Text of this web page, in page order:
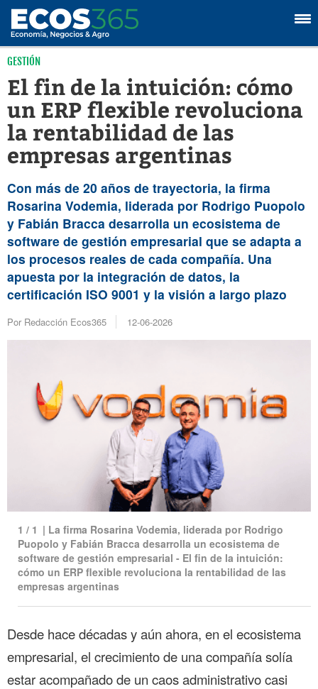
GESTIÓN
El fin de la intuición: cómo
un ERP flexible revoluciona
la rentabilidad de las
empresas argentinas
Con más de 20 años de trayectoria, la firma
Rosarina Vodemia, liderada por Rodrigo Puopolo
y Fabián Bracca desarrolla un ecosistema de
software de gestión empresarial que se adapta a
los procesos reales de cada compañía. Una
apuesta por la integración de datos, la
certificación ISO 9001 y la visión a largo plazo
Por Redacción Ecos365 12-06-2026
1 / 1 | La firma Rosarina Vodemia, liderada por Rodrigo
Puopolo y Fabián Bracca desarrolla un ecosistema de
software de gestión empresarial - El fin de la intuición:
cómo un ERP flexible revoluciona la rentabilidad de las
empresas argentinas
Desde hace décadas y aún ahora, en el ecosistema
empresarial, el crecimiento de una compañía solía
estar acompañado de un caos administrativo casi